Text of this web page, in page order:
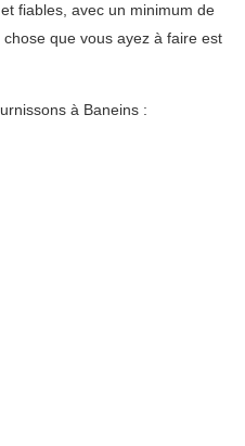
fiables, avec un minimum de
que vous ayez à faire est
à Baneins :